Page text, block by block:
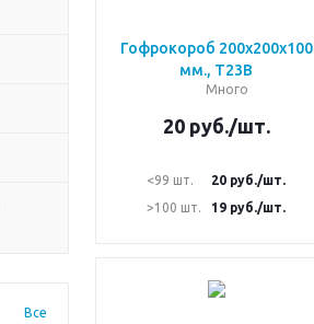
Все
Гофрокороб 200х200х100
мм., Т23В
Много
20руб./шт.
<99 шт. 20 руб./шт.
>100 шт.
19 руб./шт.